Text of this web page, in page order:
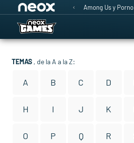
Among Us y Porno
TEMAS , de la A a la Z:
A B C D
H I J K
O P Q R